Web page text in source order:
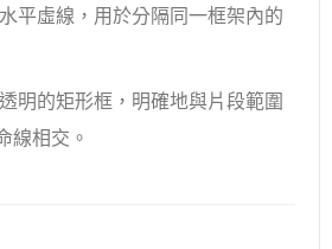
水平虛線，用於分隔同一框架內的
明的矩形框，明確地與片段範圍
線相交。